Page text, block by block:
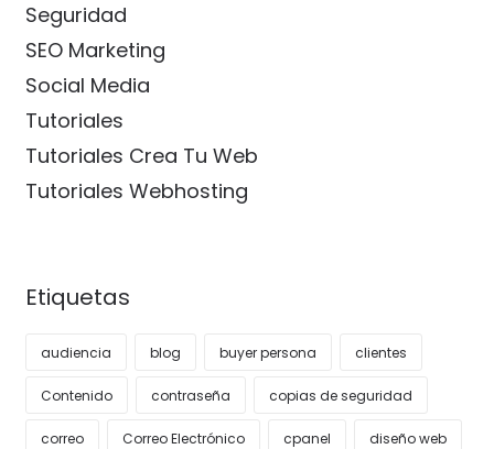
Seguridad
SEO Marketing
Social Media
Tutoriales
Tutoriales Crea Tu Web
Tutoriales Webhosting
Etiquetas
audiencia blog buyer persona clientes
Contenido contraseña copias de seguridad
correo Correo Electrónico cpanel diseño web